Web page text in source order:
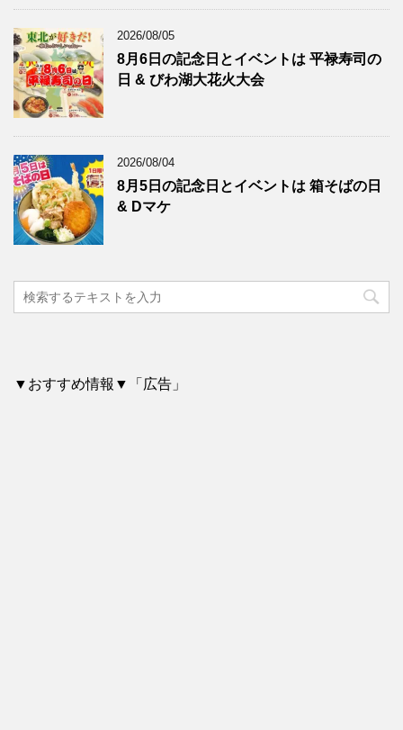
2026/08/05
8月6日の記念日とイベントは 平禄寿司の
日 & びわ湖大花火大会
2026/08/04
8月5日の記念日とイベントは 箱そばの日
& Dマケ
▼おすすめ情報▼「広告」